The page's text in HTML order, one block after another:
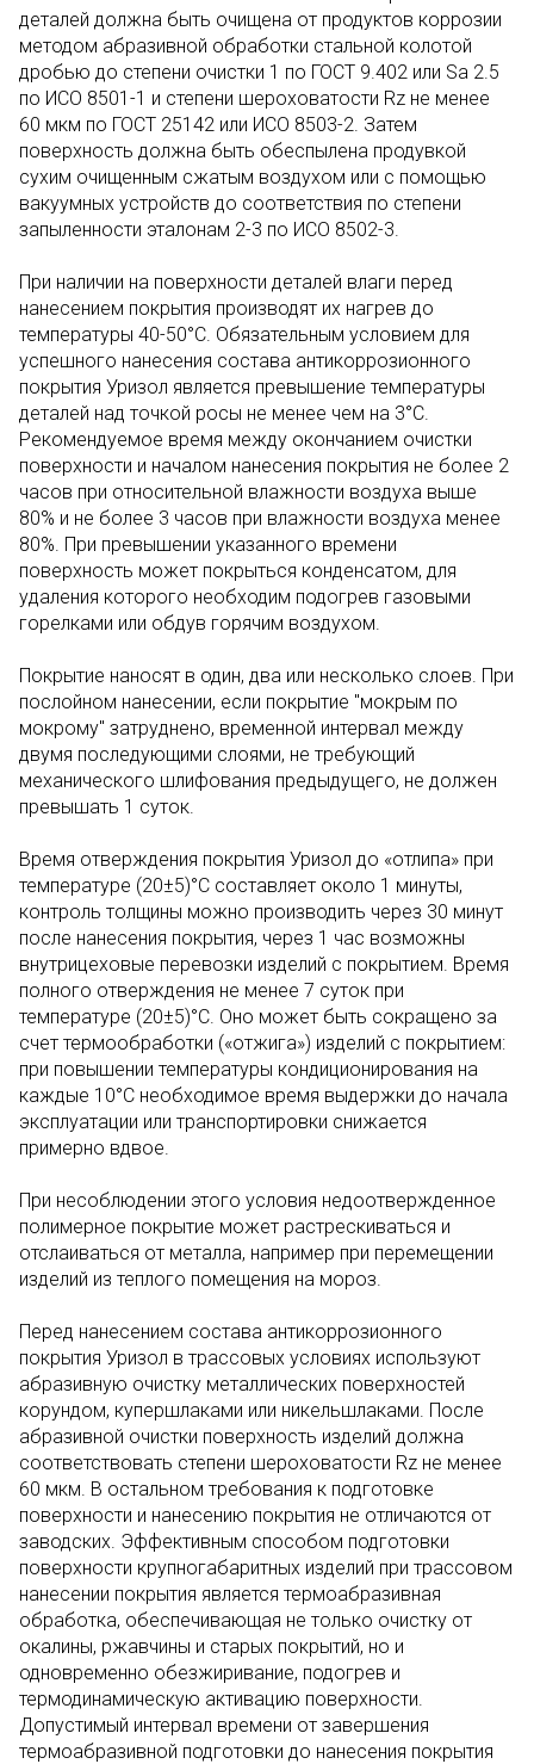
деталей должна быть очищена от продуктов коррозии
методом абразивной обработки стальной колотой
дробью до степени очистки 1 по ГОСТ 9.402 или Sa 2.5
по ИСО 8501-1 и степени шероховатости Rz не менее
60 мкм по ГОСТ 25142 или ИСО 8503-2. Затем
поверхность должна быть обеспылена продувкой
сухим очищенным сжатым воздухом или с помощью
вакуумных устройств до соответствия по степени
запыленности эталонам 2-3 по ИСО 8502-3.
При наличии на поверхности деталей влаги перед
нанесением покрытия производят их нагрев до
температуры 40-50°С. Обязательным условием для
успешного нанесения состава антикоррозионного
покрытия Уризол является превышение температуры
деталей над точкой росы не менее чем на 3°С.
Рекомендуемое время между окончанием очистки
поверхности и началом нанесения покрытия не более 2
часов при относительной влажности воздуха выше
80% и не более 3 часов при влажности воздуха менее
80%. При превышении указанного времени
поверхность может покрыться конденсатом, для
удаления которого необходим подогрев газовыми
горелками или обдув горячим воздухом.
Покрытие наносят в один, два или несколько слоев. При
послойном нанесении, если покрытие "мокрым по
мокрому" затруднено, временной интервал между
двумя последующими слоями, не требующий
механического шлифования предыдущего, не должен
превышать 1 суток.
Время отверждения покрытия Уризол до «отлипа» при
температуре (20±5)°С составляет около 1 минуты,
контроль толщины можно производить через 30 минут
после нанесения покрытия, через 1 час возможны
внутрицеховые перевозки изделий с покрытием. Время
полного отверждения не менее 7 суток при
температуре (20±5)°С. Оно может быть сокращено за
счет термообработки («отжига») изделий с покрытием:
при повышении температуры кондиционирования на
каждые 10°С необходимое время выдержки до начала
эксплуатации или транспортировки снижается
примерно вдвое.
При несоблюдении этого условия недоотвержденное
полимерное покрытие может растрескиваться и
отслаиваться от металла, например при перемещении
изделий из теплого помещения на мороз.
Перед нанесением состава антикоррозионного
покрытия Уризол в трассовых условиях используют
абразивную очистку металлических поверхностей
корундом, купершлаками или никельшлаками. После
абразивной очистки поверхность изделий должна
соответствовать степени шероховатости Rz не менее
60 мкм. В остальном требования к подготовке
поверхности и нанесению покрытия не отличаются от
заводских. Эффективным способом подготовки
поверхности крупногабаритных изделий при трассовом
нанесении покрытия является термоабразивная
обработка, обеспечивающая не только очистку от
окалины, ржавчины и старых покрытий, но и
одновременно обезжиривание, подогрев и
термодинамическую активацию поверхности.
Допустимый интервал времени от завершения
термоабразивной подготовки до нанесения покрытия